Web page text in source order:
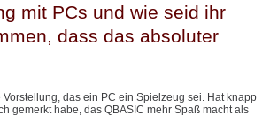
mit PCs und wie seid ihr
dass das absoluter
Vorstellung, das ein PC ein Spielzeug sei. Hat knapp
gemerkt habe, das QBASIC mehr Spaß macht als